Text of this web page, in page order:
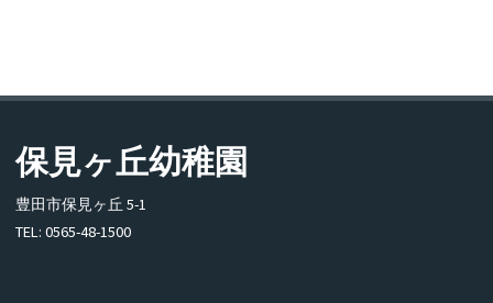
保見ヶ丘幼稚園
豊田市保見ヶ丘 5-1
TEL: 0565-48-1500